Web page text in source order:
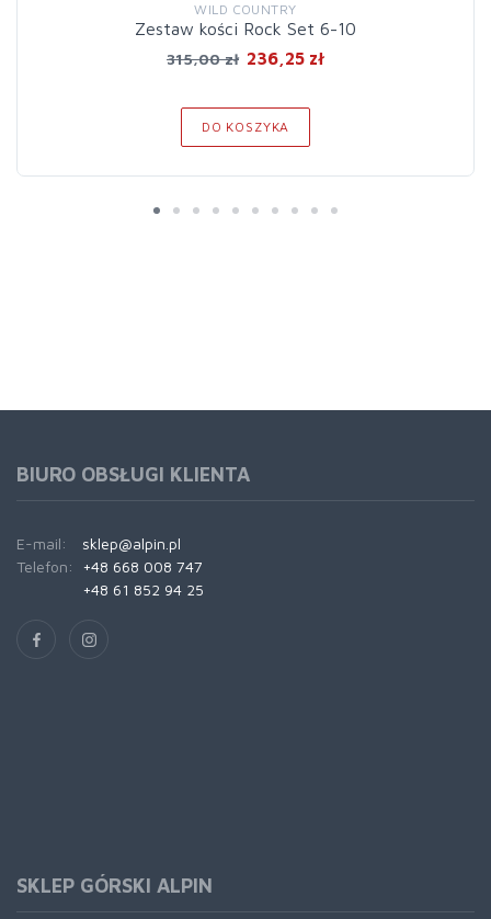
WILD COUNTRY
Zestaw kości Rock Set 6-10
315,00 zł 236,25 zł
DO KOSZYKA
BIURO OBSŁUGI KLIENTA
E-mail:
sklep@alpin.pl
Telefon:
+48 668 008 747
+48 61 852 94 25
SKLEP GÓRSKI ALPIN